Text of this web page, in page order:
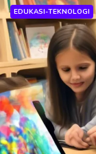
EDUKASI-TEKNOLOGI